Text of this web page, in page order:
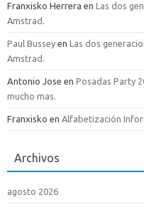
Franxisko Herrera en Las dos
Amstrad.
Paul Bussey en Las dos
Amstrad.
Antonio Jose en Posadas Party
mucho mas.
Franxisko en Alfabetización
Archivos
agosto 2026